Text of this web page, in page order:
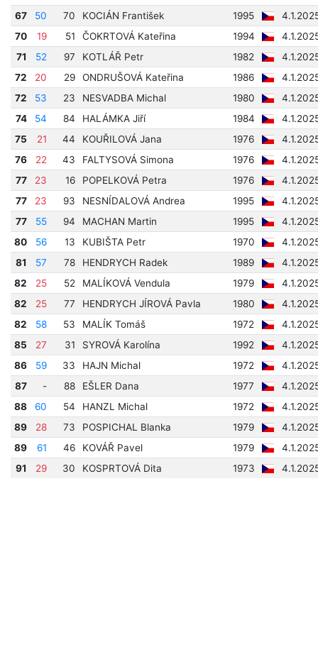
67
50 70 KOCIÁN František 1995
70
19 51 ČOKRTOVÁ Kateřina 1994
71
52 97 KOTLÁŘ Petr 1982
72
20 29 ONDRUŠOVÁ Kateřina 1986
72
53 23 NESVADBA Michal 1980
74
54 84 HALÁMKA Jiří 1984
75
21 44 KOUŘILOVÁ Jana 1976
76
22 43 FALTYSOVÁ Simona 1976
77
23 16 POPELKOVÁ Petra 1976
77
23 93 NESNÍDALOVÁ Andrea 1995
77
55 94 MACHAN Martin 1995
80
56 13 KUBIŠTA Petr 1970
81
57 78 HENDRYCH Radek 1989
82
25 52 MALÍKOVÁ Vendula 1979
82
25 77 HENDRYCH JÍROVÁ Pavla 1980
82
58 53 MALÍK Tomáš 1972
85
27 31 SYROVÁ Karolína 1992
86
59 33 HAJN Michal 1972
87
- 88 EŠLER Dana 1977
88
60 54 HANZL Michal 1972
89
28 73 POSPICHAL Blanka 1979
89
61 46 KOVÁŘ Pavel 1979
91
29 30 KOSPRTOVÁ Dita 1973